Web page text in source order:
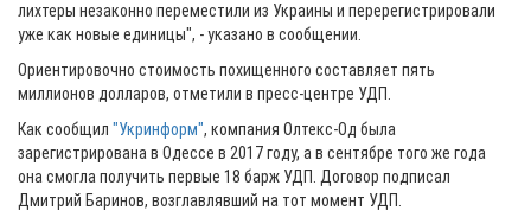
лихтеры незаконно переместили из Украины и перерегистрировали
уже как новые единицы", - указано в сообщении.
Ориентировочно стоимость похищенного составляет пять
миллионов долларов, отметили в пресс-центре УДП.
Как сообщил "Укринформ", компания Олтекс-Од была
зарегистрирована в Одессе в 2017 году, а в сентябре того же года
она смогла получить первые 18 барж УДП. Договор подписал
Дмитрий Баринов, возглавлявший на тот момент УДП.